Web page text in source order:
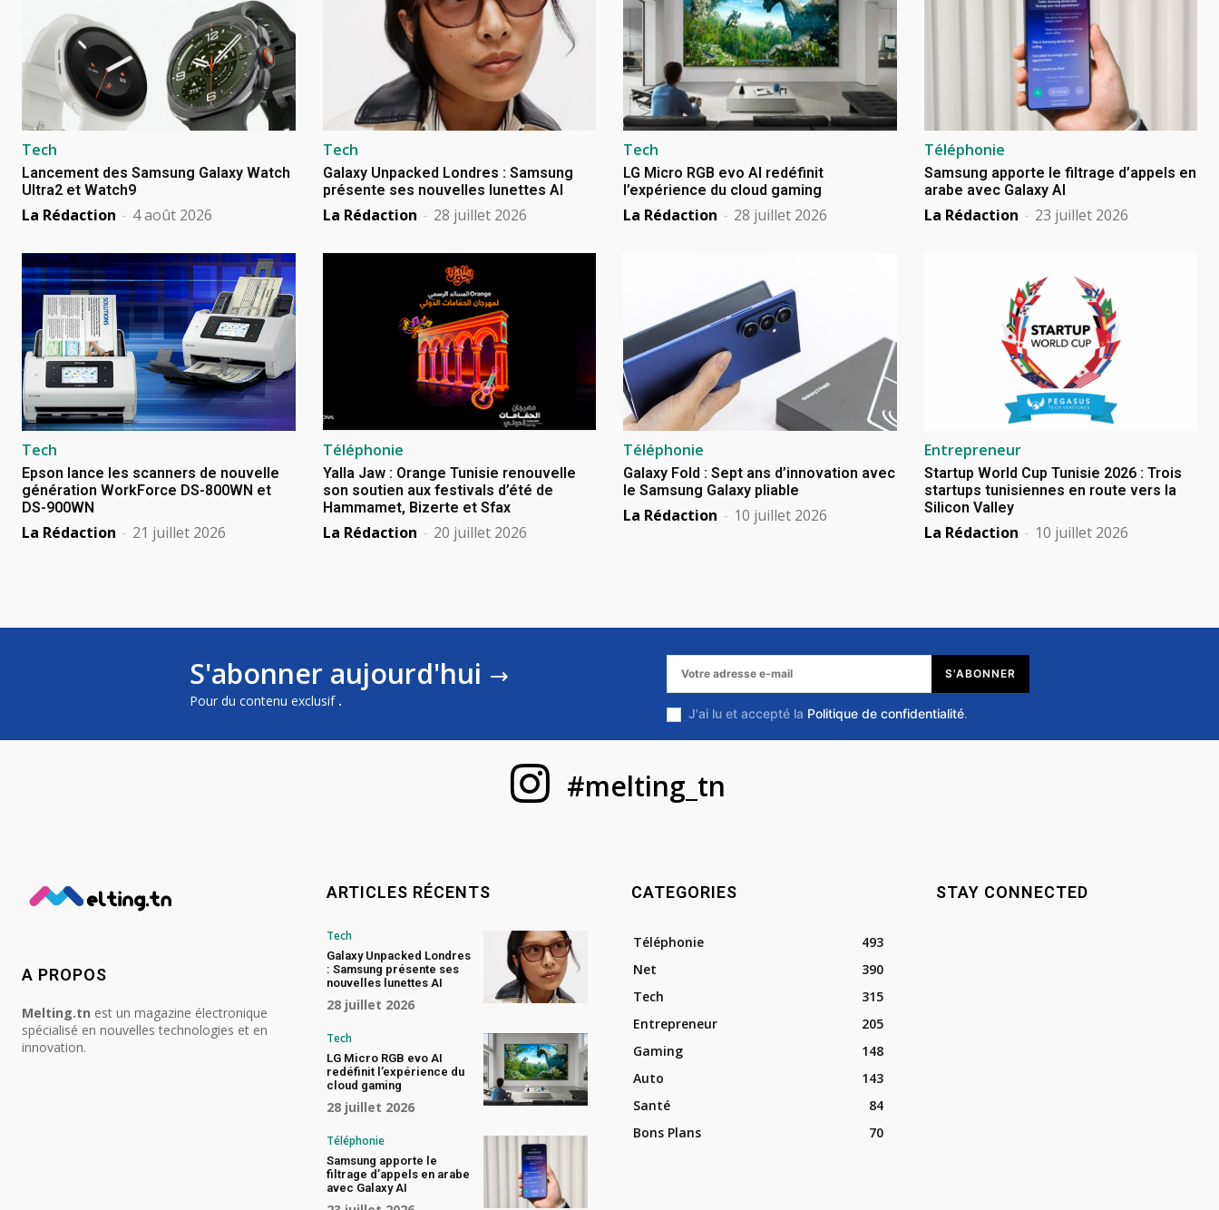
Tech
Lancement des Samsung Galaxy Watch
Ultra2 et Watch9
La Rédaction - 4 août 2026
Tech
Galaxy Unpacked Londres : Samsung
présente ses nouvelles lunettes AI
La Rédaction - 28 juillet 2026
Tech
LG Micro RGB evo AI redéfinit
l’expérience du cloud gaming
La Rédaction - 28 juillet 2026
Téléphonie
Samsung apporte le filtrage d’appels en
arabe avec Galaxy AI
La Rédaction - 23 juillet 2026
Tech
Epson lance les scanners de nouvelle
génération WorkForce DS-800WN et
DS-900WN
La Rédaction - 21 juillet 2026
Téléphonie
Yalla Jaw : Orange Tunisie renouvelle
son soutien aux festivals d’été de
Hammamet, Bizerte et Sfax
La Rédaction - 20 juillet 2026
Téléphonie
Galaxy Fold : Sept ans d’innovation avec
le Samsung Galaxy pliable
La Rédaction - 10 juillet 2026
Entrepreneur
Startup World Cup Tunisie 2026 : Trois
startups tunisiennes en route vers la
Silicon Valley
La Rédaction - 10 juillet 2026
S'abonner aujourd'hui
Pour du contenu exclusif .
S'ABONNER
J'ai lu et accepté la Politique de confidentialité.
#melting_tn
A PROPOS
Melting.tn est un magazine électronique
spécialisé en nouvelles technologies et en
innovation.
ARTICLES RÉCENTS
Tech
Galaxy Unpacked Londres
: Samsung présente ses
nouvelles lunettes AI
28 juillet 2026
Tech
LG Micro RGB evo AI
redéfinit l’expérience du
cloud gaming
28 juillet 2026
Téléphonie
Samsung apporte le
filtrage d’appels en arabe
avec Galaxy AI
CATEGORIES
Téléphonie
493
Net
390
Tech
315
Entrepreneur
205
Gaming
148
Auto
143
Santé
84
Bons Plans
70
STAY CONNECTED